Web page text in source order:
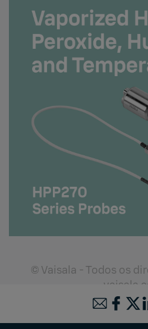
© Vaisala - Todos os
Versão